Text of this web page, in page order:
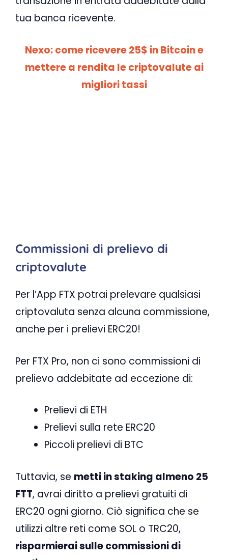
tua banca ricevente.
Nexo: come ricevere 25$ in Bitcoin e
mettere a rendita le criptovalute ai
migliori tassi
Commissioni di prelievo di
criptovalute
Per l’App FTX potrai prelevare qualsiasi
criptovaluta senza alcuna commissione,
anche per i prelievi ERC20!
Per FTX Pro, non ci sono commissioni di
prelievo addebitate ad eccezione di:
Prelievi di ETH
Prelievi sulla rete ERC20
Piccoli prelievi di BTC
Tuttavia, se metti in staking almeno 25
FTT, avrai diritto a prelievi gratuiti di
ERC20 ogni giorno. Ciò significa che se
utilizzi altre reti come SOL o TRC20,
risparmierai sulle commissioni di